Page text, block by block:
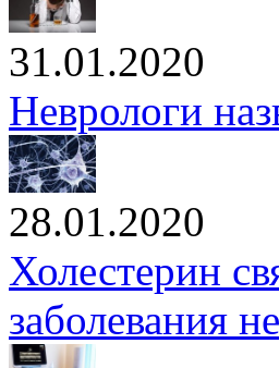
31.01.2020
Неврологи
28.01.2020
Холестерин
заболевания